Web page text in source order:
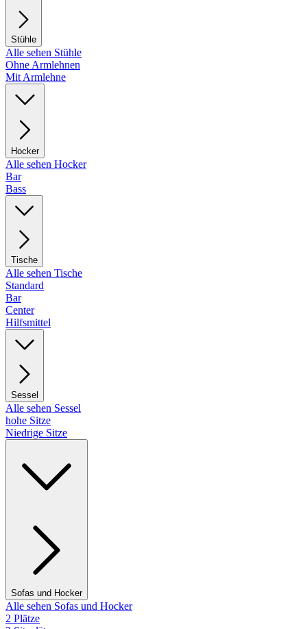
Stühle
Alle sehen Stühle
Ohne Armlehnen
Mit Armlehne
Hocker
Alle sehen Hocker
Bar
Bass
Tische
Alle sehen Tische
Standard
Bar
Center
Hilfsmittel
Sessel
Alle sehen Sessel
hohe Sitze
Niedrige Sitze
Sofas und Hocker
Alle sehen Sofas und Hocker
2 Plätze